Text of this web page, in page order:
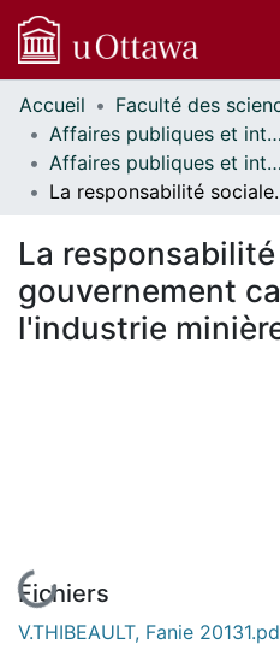
Communautés
et collections
Parcourir
Statistiques
À propos
Accueil
Affaires publiques et internationales // Public and International Affairs
Affaires publiques et internationales - Mémoires // Public and International Affairs - Research Papers
La responsabilité
La
gouvernement
l'industrie
En cours de chargement...
Fichiers
V.THIBEAULT, Fanie